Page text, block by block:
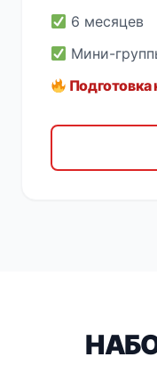
6 месяцев
Мини-
Подготовка